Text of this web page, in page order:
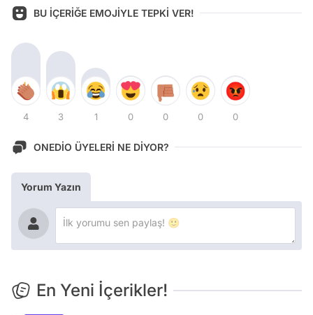
BU İÇERİĞE EMOJİYLE TEPKİ VER!
4 3 1 0 0 0 0
ONEDİO ÜYELERİ NE DİYOR?
Yorum Yazın
En Yeni İçerikler!